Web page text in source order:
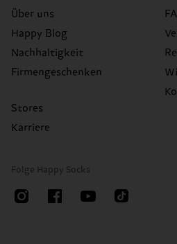
Über uns
Happy Blog
Nachhaltigkeit
Firmengeschenken
Stores
Karriere
Folge Happy Socks